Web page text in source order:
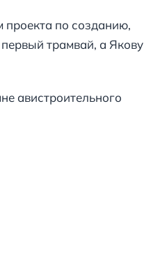
проекта по созданию,
трамвай, а Якову
авистроительного